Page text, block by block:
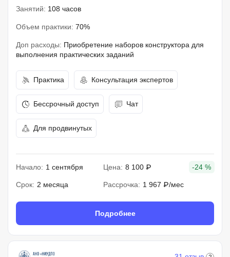
Занятий: 108 часов
Объем практики: 70%
Доп расходы: Приобретение наборов конструктора для
выполнения практических заданий
Практика Консультация экспертов
Бессрочный доступ Чат
Для продвинутых
Начало: 1 сентября Цена: 8 100 ₽ -24 %
Срок: 2 месяца Рассрочка: 1 967 ₽/мес
Подробнее